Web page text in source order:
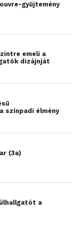
kellemes
minőségi
is
USB-A,
is
gyűjtemény
emeli a
dizájnját
színpadi élmény
(3a)
a